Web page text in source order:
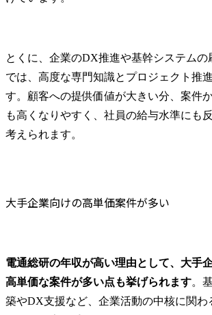
とくに、企業のDX推進や基幹システムの
では、高度な専門知識とプロジェクト推
す。顧客への提供価値が大きい分、案件
も高くなりやすく、社員の給与水準にも
考えられます。
大手企業向けの高単価案件が多い
電通総研の年収が高い理由として、大手
高単価な案件が多い点も挙げられます。
築やDX支援など、企業活動の中核に関わ